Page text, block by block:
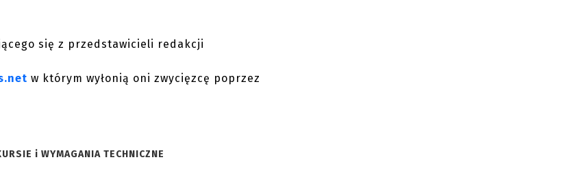
się z przedstawicieli redakcji
w którym wyłonią oni zwycięzcę poprzez
i WYMAGANIA TECHNICZNE